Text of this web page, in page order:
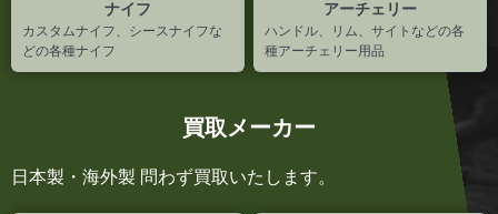
カスタムナイフ、シースナイフな
どの各種ナイフ
ハンドル、リム、サイトなどの各
種アーチェリー用品